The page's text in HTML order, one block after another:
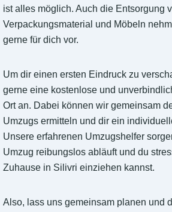
ist alles möglich. Auch die Entsorgung
Verpackungsmaterial und Möbeln
gerne für dich vor.
Um dir einen ersten Eindruck zu
gerne eine kostenlose und
Ort an. Dabei können wir gemeinsam
Umzugs ermitteln und dir ein
Unsere erfahrenen Umzugshelfer
Umzug reibungslos abläuft und du
Zuhause in Silivri einziehen kannst.
Also, lass uns gemeinsam planen und